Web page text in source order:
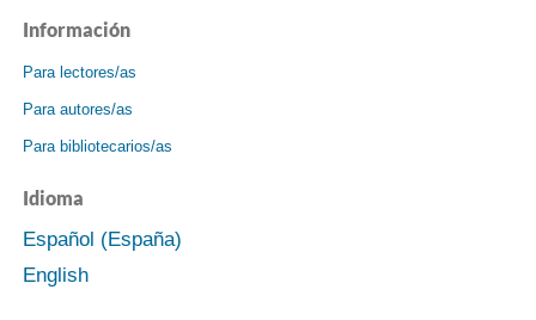
Información
Para lectores/as
Para autores/as
Para bibliotecarios/as
Idioma
Español (España)
English